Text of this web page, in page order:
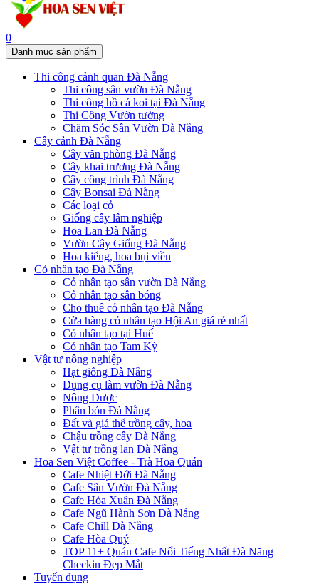
0
Danh mục sản phẩm
Thi công cảnh quan Đà Nẵng
Thi công sân vườn Đà Nẵng
Thi công hồ cá koi tại Đà Nẵng
Thi Công Vườn tường
Chăm Sóc Sân Vườn Đà Nẵng
Cây cảnh Đà Nẵng
Cây văn phòng Đà Nẵng
Cây khai trương Đà Nẵng
Cây công trình Đà Nẵng
Cây Bonsai Đà Nẵng
Các loại cỏ
Giống cây lâm nghiệp
Hoa Lan Đà Nẵng
Vườn Cây Giống Đà Nẵng
Hoa kiểng, hoa bụi viền
Cỏ nhân tạo Đà Nẵng
Cỏ nhân tạo sân vườn Đà Nẵng
Cỏ nhân tạo sân bóng
Cho thuê cỏ nhân tạo Đà Nẵng
Cửa hàng cỏ nhân tạo Hội An giá rẻ nhất
Cỏ nhân tạo tại Huế
Cỏ nhân tạo Tam Kỳ
Vật tư nông nghiệp
Hạt giống Đà Nẵng
Dụng cụ làm vườn Đà Nẵng
Nông Dược
Phân bón Đà Nẵng
Đất và giá thể trồng cây, hoa
Chậu trồng cây Đà Nẵng
Vật tư trồng lan Đà Nẵng
Hoa Sen Việt Coffee - Trà Hoa Quán
Cafe Nhiệt Đới Đà Nẵng
Cafe Sân Vườn Đà Nẵng
Cafe Hòa Xuân Đà Nẵng
Cafe Ngũ Hành Sơn Đà Nẵng
Cafe Chill Đà Nẵng
Cafe Hòa Quý
TOP 11+ Quán Cafe Nổi Tiếng Nhất Đà Năng
Checkin Đẹp Mắt
Tuyển dụng